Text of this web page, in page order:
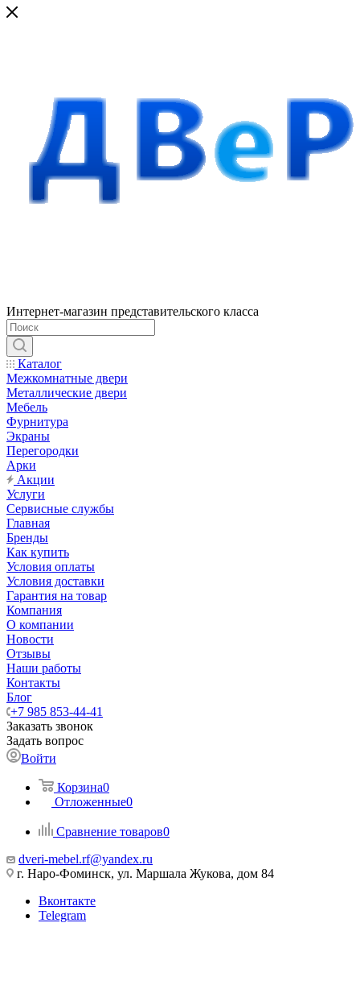
Интернет-магазин представительского класса
Каталог
Межкомнатные двери
Металлические двери
Мебель
Фурнитура
Экраны
Перегородки
Арки
Акции
Услуги
Сервисные службы
Главная
Бренды
Как купить
Условия оплаты
Условия доставки
Гарантия на товар
Компания
О компании
Новости
Отзывы
Наши работы
Контакты
Блог
+7 985 853-44-41
Заказать звонок
Задать вопрос
Войти
Корзина0
Отложенные0
Сравнение товаров0
dveri-mebel.rf@yandex.ru
г. Наро-Фоминск, ул. Маршала Жукова, дом 84
Вконтакте
Telegram